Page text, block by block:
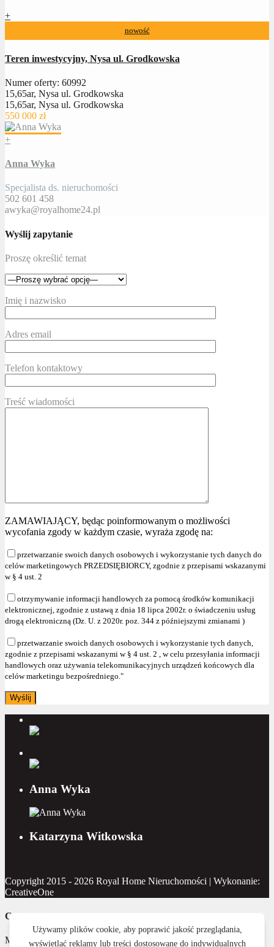
+
nowość
Teren inwestycyjny, Nysa ul. Grodkowska
Numer oferty: 60992
15,65ar, Nysa ul. Grodkowska
15,65ar, Nysa ul. Grodkowska
550 000 zł
+
Anna Wyka
Specjalista ds. nieruchomości
502 601 458
awyka@royalhome24.pl
Wyślij zapytanie
Proszę określić temat
Imię i nazwisko
Adres email
Telefon kontaktowy
Treść wiadomości
ZAMAWIAJĄCY, będąc poinformowanym o możliwości
wycofania zgody w każdym czasie, wyraża zgodę na:
przetwarzanie swoich danych osobowych i wykorzystanie tych danych do
celów marketingowych PRZEDSIĘBIORCY, zgodnie z przepisami wskazanymi
w § 4 ust. 2
otrzymywanie informacji handlowych za pomocą środków komunikacji
elektronicznej, zgodnie z ustawą z dnia 18 lipca 2002r. o świadczeniu usług
drogą elektroniczną (Dz. U. z 2020r. poz. 344 z późniejszymi zmianami )
przetwarzanie swoich danych osobowych i wykorzystanie tych danych,
zgodnie z przepisami wskazanymi w § 4 ust. 2 , w celu przesyłania informacji
handlowych oraz używania telekomunikacyjnych urządzeń końcowych dla
celów marketingu bezpośredniego."
Anna Wyka
Katarzyna Witkowska
Copyright 2015 - 2026 Royal Home Nieruchomości | Wykonanie:
CreativeOne
Contact Us
Masz pytanie? Napisz do nas